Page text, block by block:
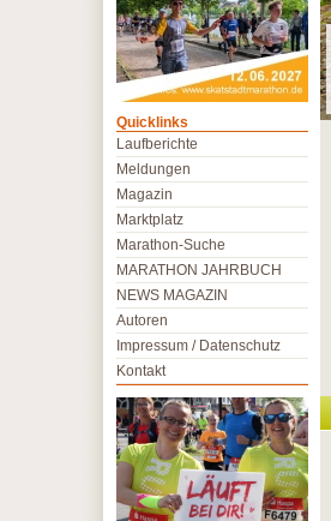
Quicklinks
Laufberichte
Meldungen
Magazin
Marktplatz
Marathon-Suche
MARATHON JAHRBUCH
NEWS MAGAZIN
Autoren
Impressum / Datenschutz
Kontakt